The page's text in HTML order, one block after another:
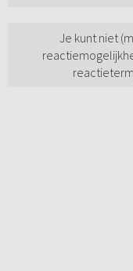
Je kunt niet